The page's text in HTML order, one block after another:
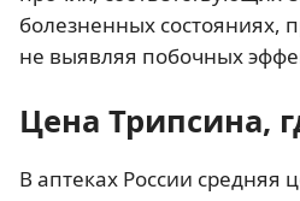
болезненных состояниях,
не выявляя побочных
Цена Трипсина,
В аптеках России средняя